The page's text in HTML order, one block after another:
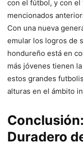
con el fútbol, y con
mencionados
Con una nueva
emular los logros de
hondureño está en
más jóvenes tienen
estos grandes
alturas en el ámbito
Duradero